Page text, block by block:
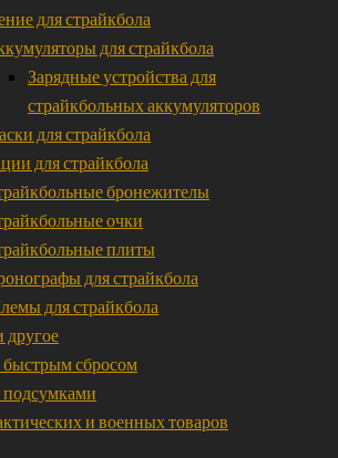
для страйкбола
для страйкбола
Зарядные устройства для
страйкбольных аккумуляторов
для страйкбола
для страйкбола
бронежителы
очки
плиты
для страйкбола
для страйкбола
другое
сбросом
и военных товаров